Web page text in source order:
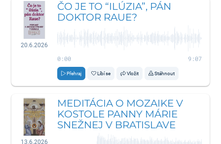
20.6.2026
ČO JE TO “ILÚZIA”, PÁN
DOKTOR RAUE?
0:00 9:07
Přehraj Líbí se Vložit Stáhnout
13.6.2026
MEDITÁCIA O MOZAIKE V
KOSTOLE PANNY MÁRIE
SNEŽNEJ V BRATISLAVE